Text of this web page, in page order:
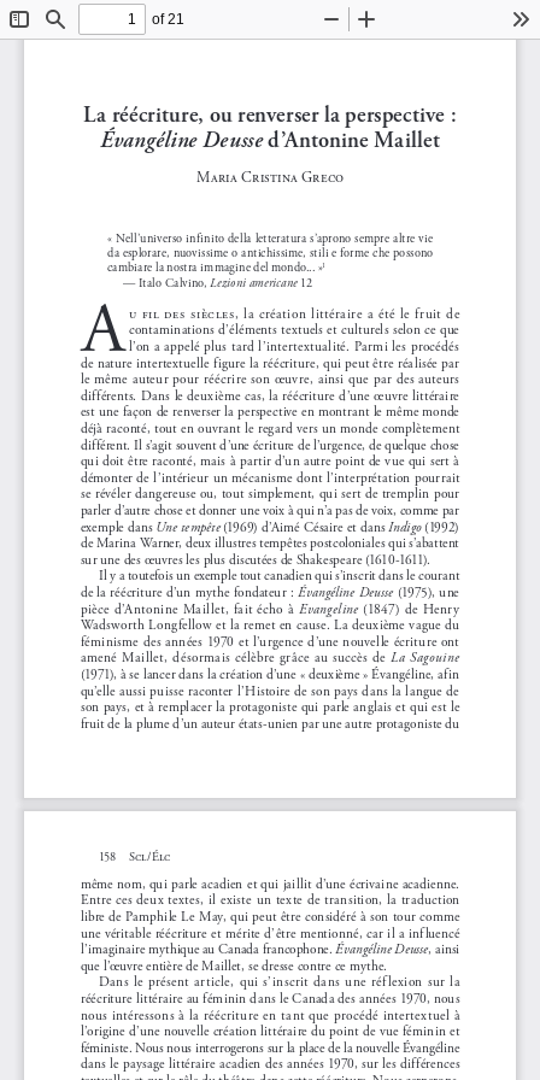
ToggleFind
of 21
Zoom
A
La réécriture, ou renverser la perspective :
Évangéline Deusse d’Antonine Maillet
Maria Cristina Greco
« Nell’universo infinito della letteratura s’aprono sempre altre vie
da esplorare, nuovissime o antichissime, stili e forme che possono
cambiare la nostra immagine del mondo...
»1
— Italo Calvino, Lezioni americane 12
u fil des siècles, la création littéraire a été le fruit de
contaminations d’éléments textuels et culturels selon ce que
l’on a appelé plus tard l’intertextualité. Parmi les procédés
de nature intertextuelle figure la réécriture, qui peut être réalisée par
le même auteur pour réécrire son œuvre, ainsi que par des auteurs
différents. Dans le deuxième cas, la réécriture d’une œuvre littéraire
est une façon de renverser la perspective en montrant le même monde
déjà raconté, tout en ouvrant le regard vers un monde complètement
différent. Il s’agit souvent d’une écriture de l’urgence, de quelque chose
qui doit être raconté, mais à partir d’un autre point de vue qui sert à
démonter de l’intérieur un mécanisme dont l’interprétation pourrait
se révéler dangereuse ou, tout simplement, qui sert de tremplin pour
parler d’autre chose et donner une voix à qui n’a pas de voix, comme par
exemple dans Une tempête (1969) d’Aimé Césaire et dans Indigo (1992)
de Marina Warner, deux illustres tempêtes postcoloniales qui s’abattent
sur une des œuvres les plus discutées de Shakespeare (1610-1611).
Il y a toutefois un exemple tout canadien qui s’inscrit dans le courant
de la réécriture d’un mythe fondateur : Évangéline Deusse (1975), une
pièce d’Antonine Maillet, fait écho à Evangeline (1847) de Henry
Wadsworth Longfellow et la remet en cause. La deuxième vague du
féminisme des années 1970 et l’urgence d’une nouvelle écriture ont
amené Maillet, désormais célèbre grâce au succès de La Sagouine
(1971), à se lancer dans la création d’une « deuxième » Évangéline, afin
qu’elle aussi puisse raconter l’Histoire de son pays dans la langue de
son pays, et à remplacer la protagoniste qui parle anglais et qui est le
fruit de la plume d’un auteur états-unien par une autre protagoniste du
158 Scl/Élc
même nom, qui parle acadien et qui jaillit d’une écrivaine acadienne.
Entre ces deux textes, il existe un texte de transition, la traduction
libre de Pamphile Le May, qui peut être considéré à son tour comme
une véritable réécriture et mérite d’être mentionné, car il a influencé
l’imaginaire mythique au Canada francophone. Évangéline Deusse, ainsi
que l’œuvre entière de Maillet, se dresse contre ce mythe.
Dans le présent article, qui s’inscrit dans une réflexion sur la
réécriture littéraire au féminin dans le Canada des années 1970, nous
nous intéressons à la réécriture en tant que procédé intertextuel à
l’origine d’une nouvelle création littéraire du point de vue féminin et
féministe. Nous nous interrogerons sur la place de la nouvelle Évangéline
dans le paysage littéraire acadien des années 1970, sur les différences